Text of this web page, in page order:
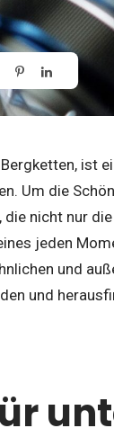
ist
Um die
nicht nur
jeden
und
und